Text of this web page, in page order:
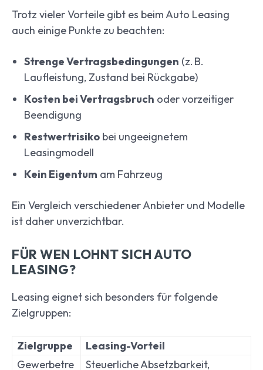
Trotz vieler Vorteile gibt es beim Auto Leasing
auch einige Punkte zu beachten:
Strenge Vertragsbedingungen (z. B.
Laufleistung, Zustand bei Rückgabe)
Kosten bei Vertragsbruch oder vorzeitiger
Beendigung
Restwertrisiko bei ungeeignetem
Leasingmodell
Kein Eigentum am Fahrzeug
Ein Vergleich verschiedener Anbieter und Modelle
ist daher unverzichtbar.
FÜR WEN LOHNT SICH AUTO
LEASING?
Leasing eignet sich besonders für folgende
Zielgruppen:
Zielgruppe
Leasing-Vorteil
Gewerbetre
Steuerliche Absetzbarkeit,